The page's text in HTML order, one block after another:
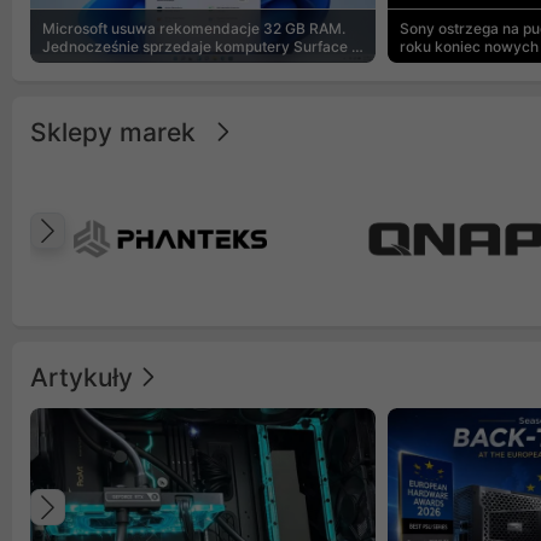
Microsoft usuwa rekomendacje 32 GB RAM.
Jednocześnie sprzedaje komputery Surface z
8 GB
Sony ostrzega na
roku koniec nowych
Sklepy marek
Poprzedni
Artykuły
Poprzedni